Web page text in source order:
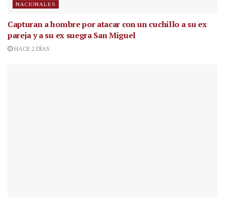
NACIONALES
Capturan a hombre por atacar con un cuchillo a su ex
pareja y a su ex suegra San Miguel
HACE 2 DÍAS